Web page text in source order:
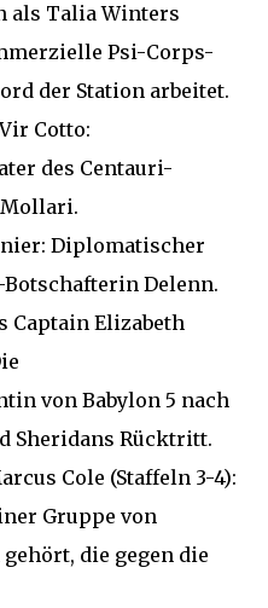
als Talia Winters
Psi-Corps-
der Station arbeitet.
Cotto:
des Centauri-
Diplomatischer
Delenn.
Captain Elizabeth
von Babylon 5 nach
Sheridans Rücktritt.
Cole (Staffeln 3-4):
Gruppe von
die gegen die